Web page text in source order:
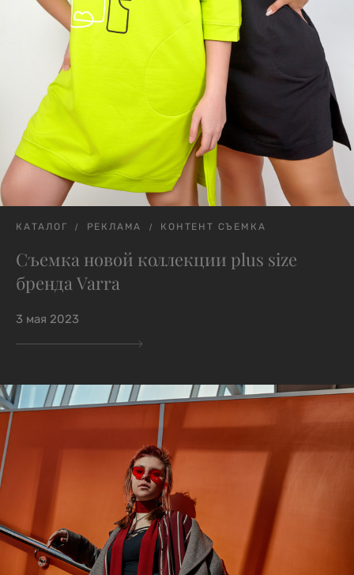
КАТАЛОГ РЕКЛАМА КОНТЕНТ СЪЕМКА
Съемка новой коллекции plus size
бренда Varra
3 мая 2023